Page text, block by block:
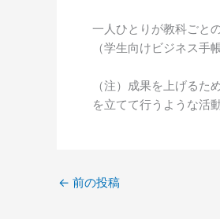
一人ひとりが教科ごと
（学生向けビジネス手
（注）成果を上げる
を立てて行うような活
← 前の投稿